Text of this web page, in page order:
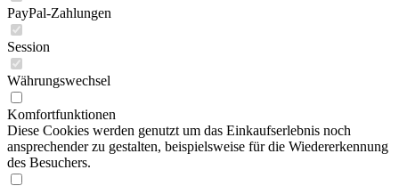
PayPal-Zahlungen
Session
Währungswechsel
Komfortfunktionen
Diese Cookies werden genutzt um das Einkaufserlebnis noch
ansprechender zu gestalten, beispielsweise für die Wiedererkennung
des Besuchers.